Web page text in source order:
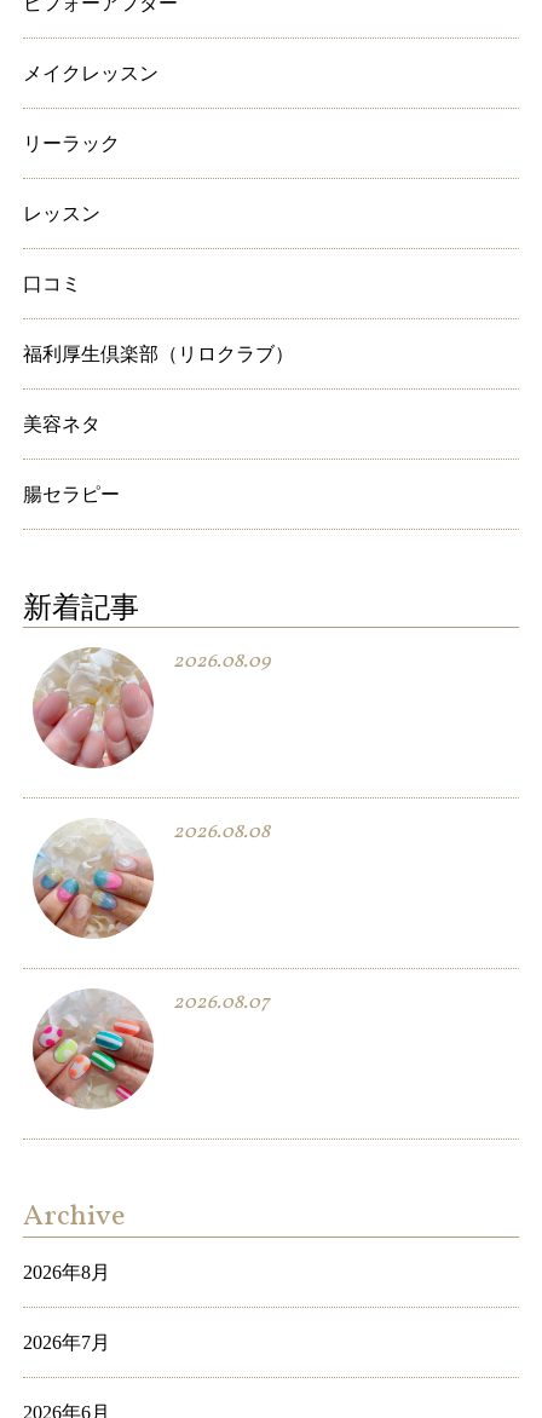
メイクレッスン
リーラック
レッスン
口コミ
福利厚生倶楽部（リロクラブ）
美容ネタ
腸セラピー
新着記事
2026.08.09
2026.08.08
2026.08.07
Archive
2026年8月
2026年7月
2026年6月